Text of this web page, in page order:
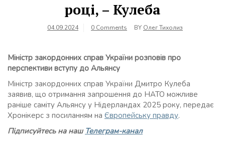
році, – Кулеба
04.09.2024 0 Comments BY Олег Тихолиз
Міністр закордонних справ України розповів про
перспективи вступу до Альянсу
Міністр закордонних справ України Дмитро Кулеба
заявив, що отримання запрошення до НАТО можливе
раніше саміту Альянсу у Нідерландах 2025 року, передає
Хронікерс з посиланням на Європейську правду.
Підписуйтесь на наш Телеграм-канал